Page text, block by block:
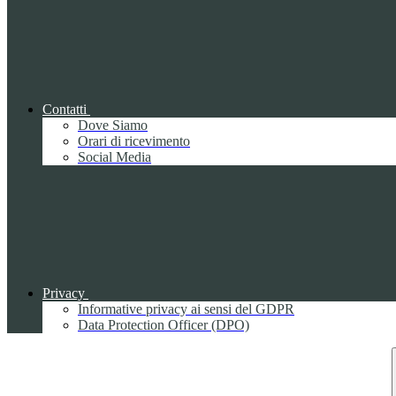
Contatti
Dove Siamo
Orari di ricevimento
Social Media
Privacy
Informative privacy ai sensi del GDPR
Data Protection Officer (DPO)